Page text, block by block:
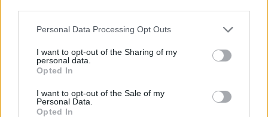
Personal Data Processing Opt Outs
I want to opt-out of the Sharing of my
personal data.
Opted In
I want to opt-out of the Sale of my
Personal Data.
Opted In
Θλίψη στην Πάτρα: Πέθανε στο Νοσοκομείο
08/08/2026 09:34